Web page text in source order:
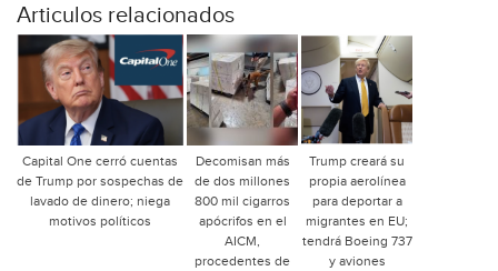
Articulos relacionados
Capital One cerró cuentas
de Trump por sospechas de
lavado de dinero; niega
motivos políticos
Decomisan más
de dos millones
800 mil cigarros
apócrifos en el
AICM,
procedentes de
Trump creará su
propia aerolínea
para deportar a
migrantes en EU;
tendrá Boeing 737
y aviones